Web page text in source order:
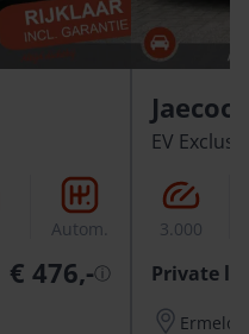
Autom.
€ 476,-ⓘ
Jaecoo
EV
3.000
Private
Ermelo